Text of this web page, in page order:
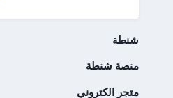
شنطة
منصة شنطة
متجر الكتروني